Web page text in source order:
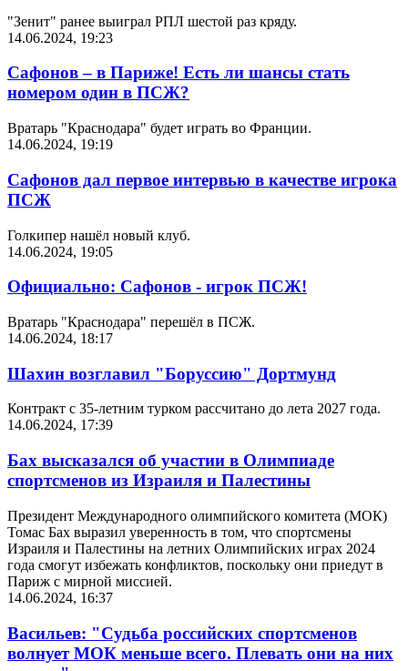
"Зенит" ранее выиграл РПЛ шестой раз кряду.
14.06.2024, 19:23
Сафонов – в Париже! Есть ли шансы стать
номером один в ПСЖ?
Вратарь "Краснодара" будет играть во Франции.
14.06.2024, 19:19
Сафонов дал первое интервью в качестве игрока
ПСЖ
Голкипер нашёл новый клуб.
14.06.2024, 19:05
Официально: Сафонов - игрок ПСЖ!
Вратарь "Краснодара" перешёл в ПСЖ.
14.06.2024, 18:17
Шахин возглавил "Боруссию" Дортмунд
Контракт с 35-летним турком рассчитано до лета 2027 года.
14.06.2024, 17:39
Бах высказался об участии в Олимпиаде
спортсменов из Израиля и Палестины
Президент Международного олимпийского комитета (МОК)
Томас Бах выразил уверенность в том, что спортсмены
Израиля и Палестины на летних Олимпийских играх 2024
года смогут избежать конфликтов, поскольку они приедут в
Париж с мирной миссией.
14.06.2024, 16:37
Васильев: "Судьба российских спортсменов
волнует МОК меньше всего. Плевать они на них